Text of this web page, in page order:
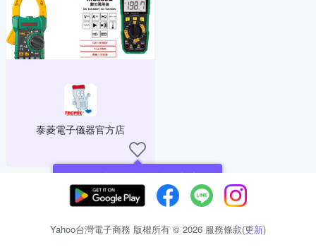
泰菱電子儀器官方店
現在可以追蹤你喜愛的商店！
Yahoo台灣電子商務 版權所有 © 2026 服務條款(更新)